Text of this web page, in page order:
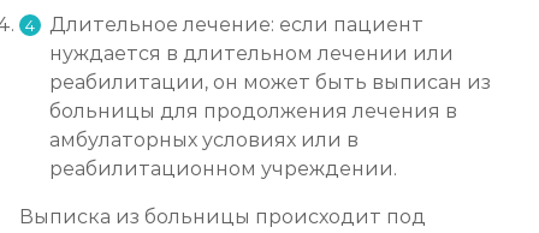
Длительное лечение: если пациент
нуждается в длительном лечении или
реабилитации, он может быть выписан из
больницы для продолжения лечения в
амбулаторных условиях или в
реабилитационном учреждении.
Выписка из больницы происходит под